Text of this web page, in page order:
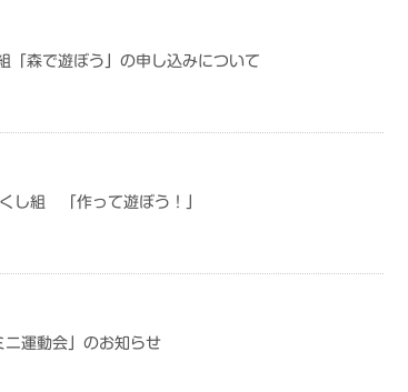
「森で遊ぼう」の申し込みについて
し組 「作って遊ぼう！」
ニ運動会」のお知らせ